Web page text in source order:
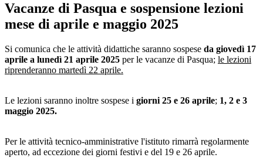
Vacanze di Pasqua e sospensione lezioni
mese di aprile e maggio 2025
Si comunica che le attività didattiche saranno sospese da giovedì 17
aprile a lunedì 21 aprile 2025 per le vacanze di Pasqua; le lezioni
riprenderanno martedì 22 aprile.
Le lezioni saranno inoltre sospese i giorni 25 e 26 aprile; 1, 2 e 3
maggio 2025.
Per le attività tecnico-amministrative l'istituto rimarrà regolarmente
aperto, ad eccezione dei giorni festivi e del 19 e 26 aprile.